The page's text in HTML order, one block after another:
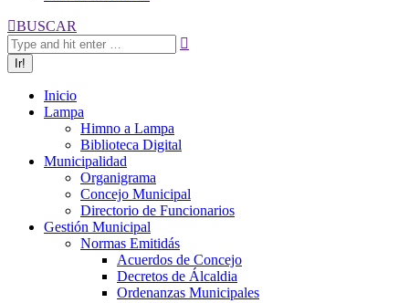
Buscar:
BUSCAR
Inicio
Lampa
Himno a Lampa
Biblioteca Digital
Municipalidad
Organigrama
Concejo Municipal
Directorio de Funcionarios
Gestión Municipal
Normas Emitidás
Acuerdos de Concejo
Decretos de Álcaldia
Ordenanzas Municipales